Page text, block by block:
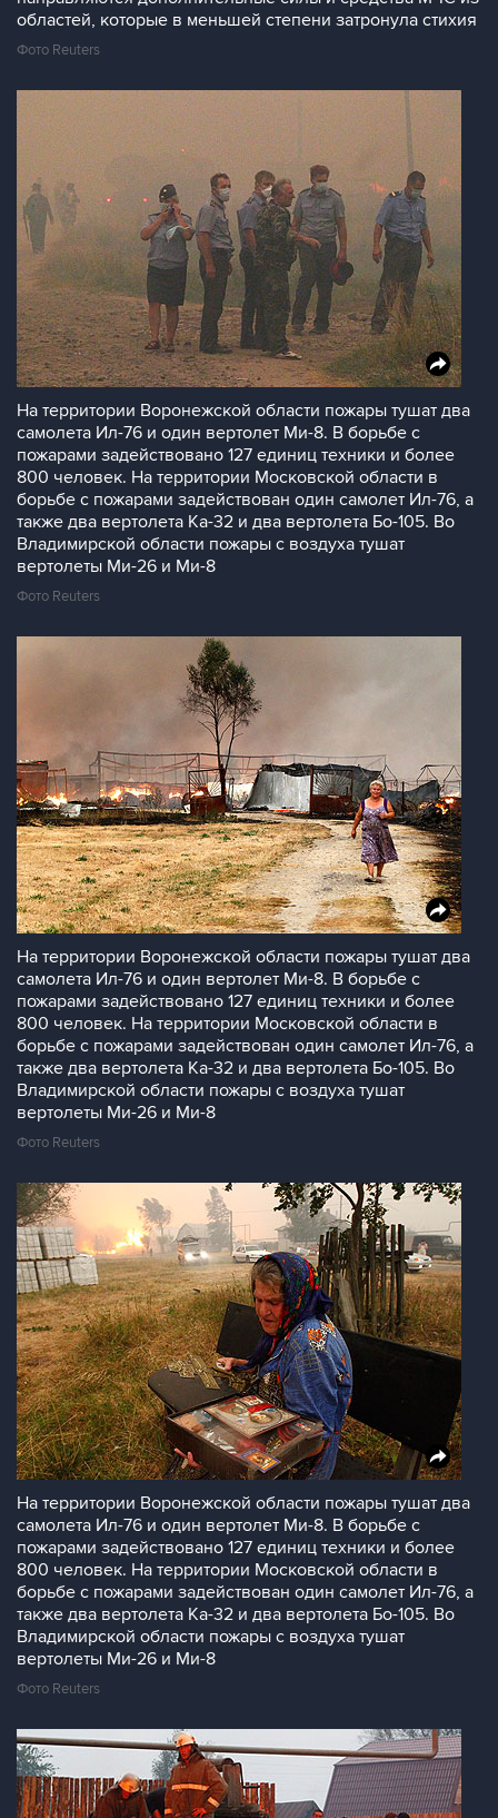
областей, которые в меньшей степени затронула стихия
Фото Reuters
На территории Воронежской области пожары тушат два
самолета Ил-76 и один вертолет Ми-8. В борьбе с
пожарами задействовано 127 единиц техники и более
800 человек. На территории Московской области в
борьбе с пожарами задействован один самолет Ил-76, а
также два вертолета Ка-32 и два вертолета Бо-105. Во
Владимирской области пожары с воздуха тушат
вертолеты Ми-26 и Ми-8
Фото Reuters
На территории Воронежской области пожары тушат два
самолета Ил-76 и один вертолет Ми-8. В борьбе с
пожарами задействовано 127 единиц техники и более
800 человек. На территории Московской области в
борьбе с пожарами задействован один самолет Ил-76, а
также два вертолета Ка-32 и два вертолета Бо-105. Во
Владимирской области пожары с воздуха тушат
вертолеты Ми-26 и Ми-8
Фото Reuters
На территории Воронежской области пожары тушат два
самолета Ил-76 и один вертолет Ми-8. В борьбе с
пожарами задействовано 127 единиц техники и более
800 человек. На территории Московской области в
борьбе с пожарами задействован один самолет Ил-76, а
также два вертолета Ка-32 и два вертолета Бо-105. Во
Владимирской области пожары с воздуха тушат
вертолеты Ми-26 и Ми-8
Фото Reuters